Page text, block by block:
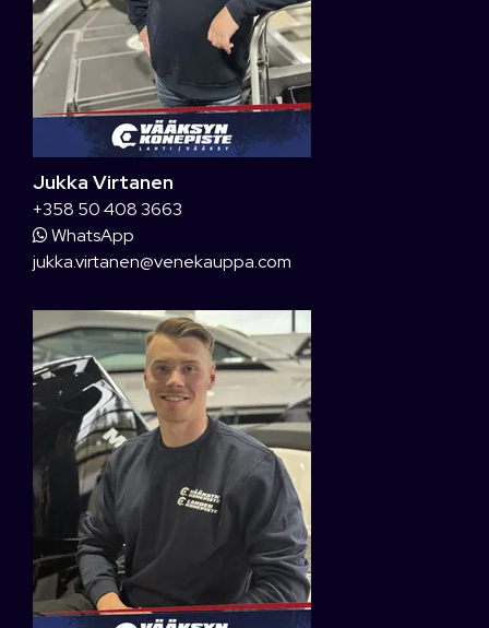
Jukka Virtanen
+358 50 408 3663
WhatsApp
jukka.virtanen@venekauppa.com